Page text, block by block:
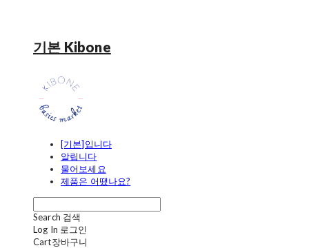
기본 Kibone
[기본]입니다
알립니다
물어보세요
제품은 어땠나요?
Search 검색
Log In 로그인
Cart장바구니